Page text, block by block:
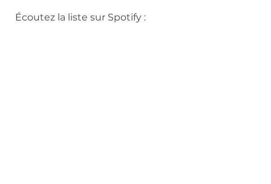
Écoutez la liste sur Spotify :